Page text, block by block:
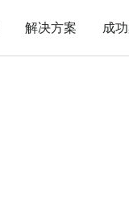
解决方案 成